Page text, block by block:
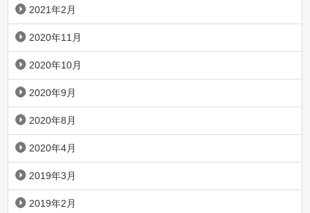
2021年2月
2020年11月
2020年10月
2020年9月
2020年8月
2020年4月
2019年3月
2019年2月